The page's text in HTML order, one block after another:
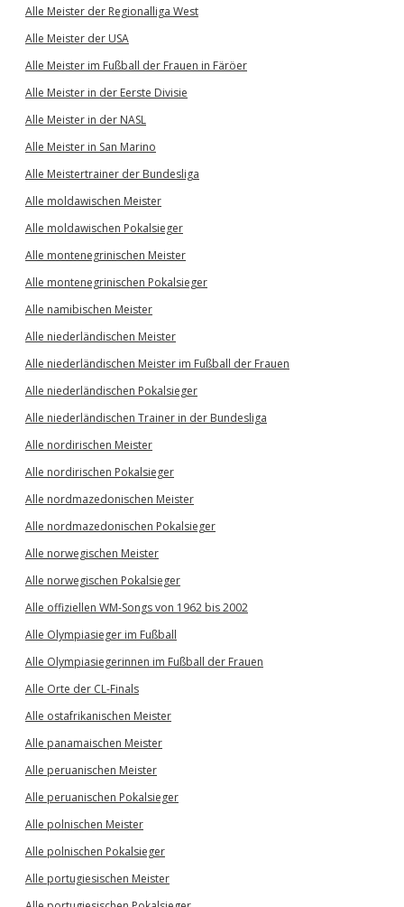
Alle Meister der Regionalliga West
Alle Meister der USA
Alle Meister im Fußball der Frauen in Färöer
Alle Meister in der Eerste Divisie
Alle Meister in der NASL
Alle Meister in San Marino
Alle Meistertrainer der Bundesliga
Alle moldawischen Meister
Alle moldawischen Pokalsieger
Alle montenegrinischen Meister
Alle montenegrinischen Pokalsieger
Alle namibischen Meister
Alle niederländischen Meister
Alle niederländischen Meister im Fußball der Frauen
Alle niederländischen Pokalsieger
Alle niederländischen Trainer in der Bundesliga
Alle nordirischen Meister
Alle nordirischen Pokalsieger
Alle nordmazedonischen Meister
Alle nordmazedonischen Pokalsieger
Alle norwegischen Meister
Alle norwegischen Pokalsieger
Alle offiziellen WM-Songs von 1962 bis 2002
Alle Olympiasieger im Fußball
Alle Olympiasiegerinnen im Fußball der Frauen
Alle Orte der CL-Finals
Alle ostafrikanischen Meister
Alle panamaischen Meister
Alle peruanischen Meister
Alle peruanischen Pokalsieger
Alle polnischen Meister
Alle polnischen Pokalsieger
Alle portugiesischen Meister